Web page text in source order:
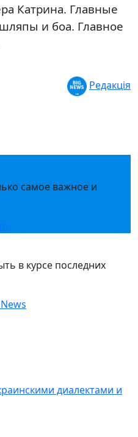
Катрина. Главные
и боа. Главное
Редакція
самое важное и
в курсе последних
диалектами и